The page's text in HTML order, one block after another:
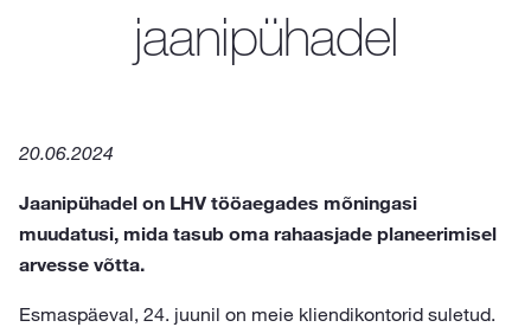
jaanipühadel
20.06.2024
Jaanipühadel on LHV tööaegades mõningasi
muudatusi, mida tasub oma rahaasjade planeerimisel
arvesse võtta.
Esmaspäeval, 24. juunil on meie kliendikontorid suletud.